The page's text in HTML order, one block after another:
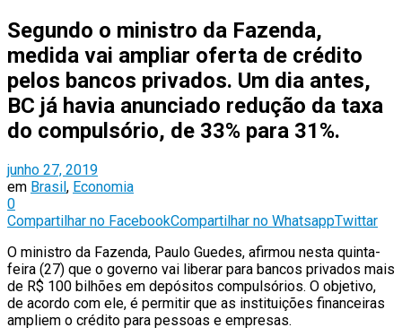
Segundo o ministro da Fazenda,
medida vai ampliar oferta de crédito
pelos bancos privados. Um dia antes,
BC já havia anunciado redução da taxa
do compulsório, de 33% para 31%.
junho 27, 2019
em Brasil, Economia
0
Compartilhar no FacebookCompartilhar no WhatsappTwittar
O ministro da Fazenda, Paulo Guedes, afirmou nesta quinta-
feira (27) que o governo vai liberar para bancos privados mais
de R$ 100 bilhões em depósitos compulsórios. O objetivo,
de acordo com ele, é permitir que as instituições financeiras
ampliem o crédito para pessoas e empresas.